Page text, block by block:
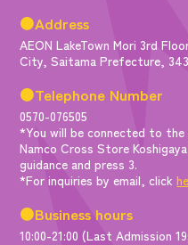
●Address
AEON LakeTown Mori 3rd
City, Saitama Prefecture,
●Telephone Number
0570-076505
*You will be connected to the
Namco Cross Store
guidance and press 3.
*For inquiries by email, click
●Business hours
10:00-21:00 (Last Admission